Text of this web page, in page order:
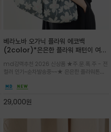
베라노바 오가닉 플라워 에코백
(2color)*은은한 플라워 패턴이 여름
코백
md강력추천 2026 신상품 ★주.문.폭.주 - 전
컬러 인기~순차발송중~~★ 은은한 플라워톤이
고급스럽게 내추럴한 감성의 천연 오가닉 코튼소
해져 완성
29,000원